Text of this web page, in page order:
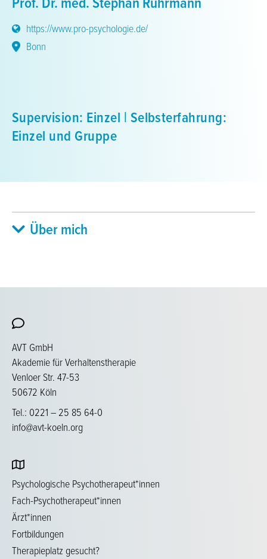
https://www.pro-psychologie.de/
Bonn
Supervision: Einzel | Selbsterfahrung:
Einzel und Gruppe
Über mich
AVT GmbH
Akademie für Verhaltenstherapie
Venloer Str. 47-53
50672 Köln
Tel.: 0221 – 25 85 64-0
info@avt-koeln.org
Psychologische Psychotherapeut*innen
Fach-Psychotherapeut*innen
Ärzt*innen
Fortbildungen
Therapieplatz gesucht?